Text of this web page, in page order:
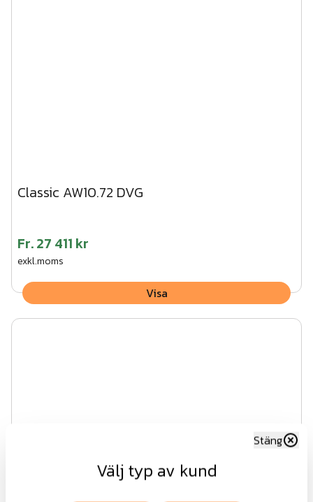
Classic AW10.72 DVG
Fr.27 411 kr
exkl.moms
Visa
Välj typ av kund
Stäng